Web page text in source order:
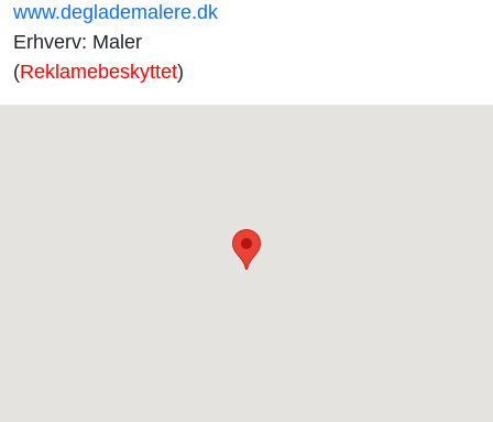
www.deglademalere.dk
Erhverv: Maler
(Reklamebeskyttet)